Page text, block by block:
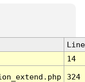
Line
14
324